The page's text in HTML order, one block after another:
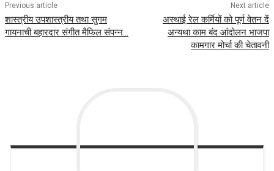
Previous article
शास्त्रीय उपशास्त्रीय तथा सुगम
गायनाची बहारदार संगीत मैफिल संपन्न…
Next article
अस्थाई रेल कर्मियों को पूर्ण वेतन दें
अन्यथा काम बंद आंदोलन भाजपा
कामगार मोर्चा की चेतावनी